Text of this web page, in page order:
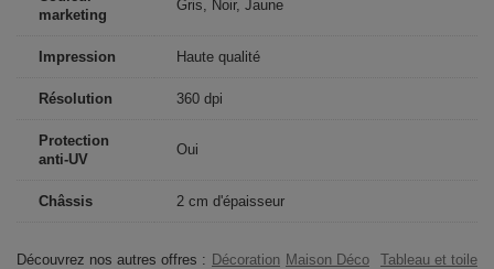
marketing
Gris, Noir, Jaune
Impression Haute qualité
Résolution 360 dpi
Protection
anti-UV
Oui
Châssis 2 cm d'épaisseur
Découvrez nos autres offres : Décoration Maison Déco
Tableau et toile